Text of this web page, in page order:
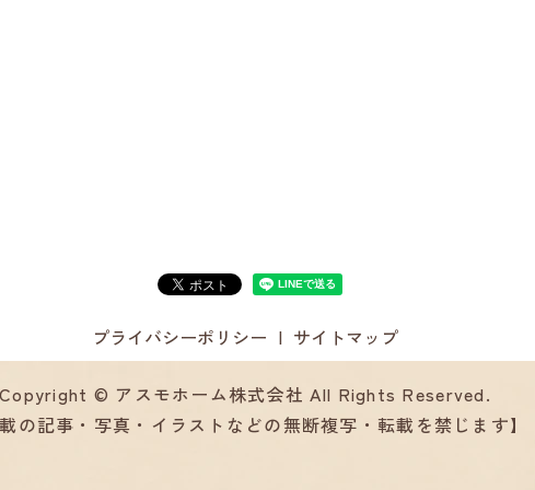
プライバシーポリシー サイトマップ
© アスモホーム株式会社 All Rights Reserved.
の記事・写真・イラストなどの無断複写・転載を禁じます】